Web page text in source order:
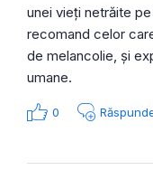
unei vieți netrăite
recomand celor
de melancolie, și
umane.
0